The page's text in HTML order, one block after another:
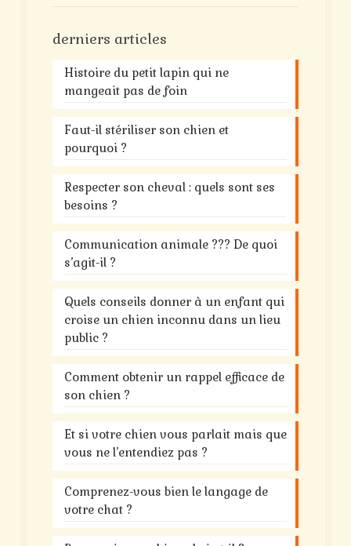
derniers articles
Histoire du petit lapin qui ne
mangeait pas de foin
Faut-il stériliser son chien et
pourquoi ?
Respecter son cheval : quels sont ses
besoins ?
Communication animale ??? De quoi
s’agit-il ?
Quels conseils donner à un enfant qui
croise un chien inconnu dans un lieu
public ?
Comment obtenir un rappel efficace de
son chien ?
Et si votre chien vous parlait mais que
vous ne l’entendiez pas ?
Comprenez-vous bien le langage de
votre chat ?